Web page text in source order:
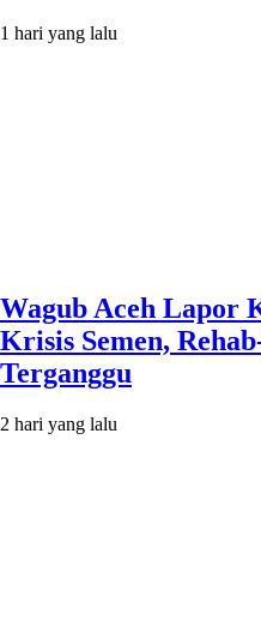
1 hari yang lalu
Wagub Aceh Lapor
Krisis Semen,
Terganggu
2 hari yang lalu